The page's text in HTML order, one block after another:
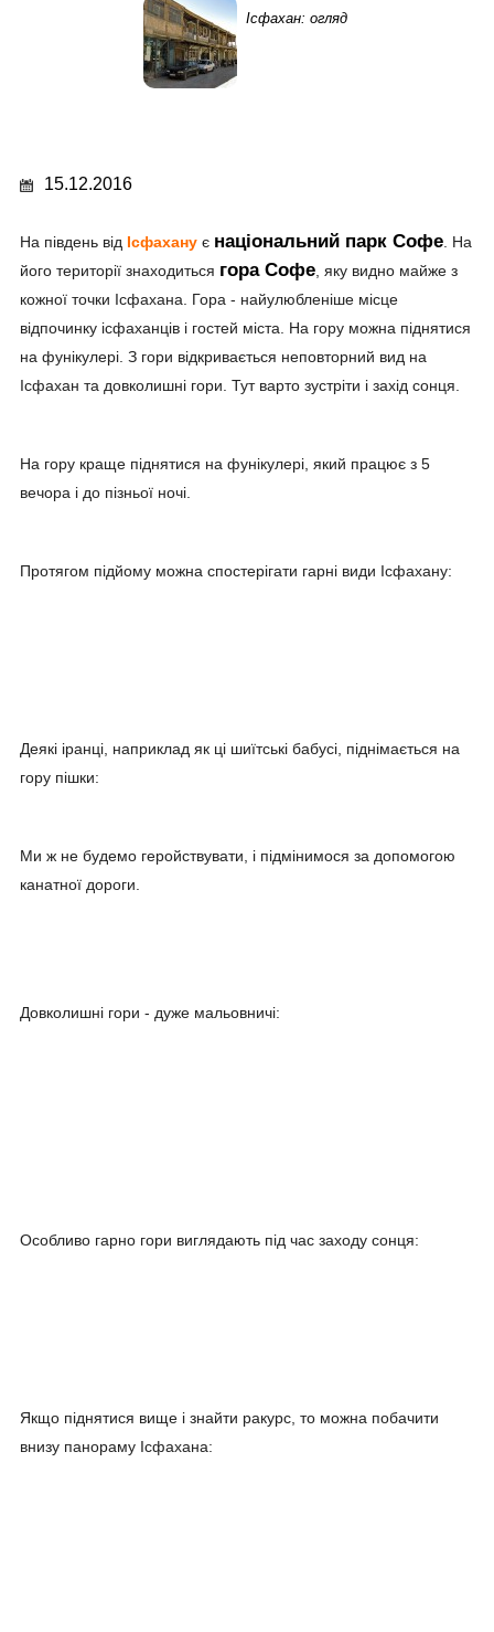
Ісфахан: огляд
15.12.2016
На південь від Ісфахану є національний парк Софе . На
його території знаходиться гора Софе , яку видно майже з
кожної точки Ісфахана. Гора - найулюбленіше місце
відпочинку ісфаханців і гостей міста. На гору можна піднятися
на фунікулері. З гори відкривається неповторний вид на
Ісфахан та довколишні гори. Тут варто зустріти і захід сонця.
На гору краще піднятися на фунікулері, який працює з 5
вечора і до пізньої ночі.
Протягом підйому можна спостерігати гарні види Ісфахану:
Деякі іранці, наприклад як ці шиїтські бабусі, піднімається на
гору пішки:
Ми ж не будемо геройствувати, і підмінимося за допомогою
канатної дороги.
Довколишні гори - дуже мальовничі:
Особливо гарно гори виглядають під час заходу сонця:
Якщо піднятися вище і знайти ракурс, то можна побачити
внизу панораму Ісфахана: